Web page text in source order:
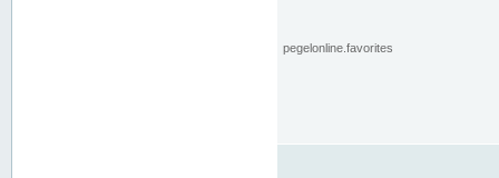
pegelonline.favorites